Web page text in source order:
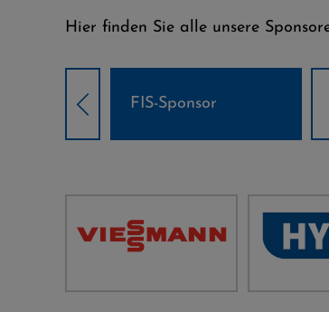
Hier finden Sie alle unsere
Weltcup-Sponsoren
Damen